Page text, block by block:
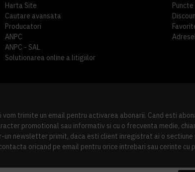
Harta Site
Cautare avansata
Producatori
ANPC
ANPC - SAL
Solutionarea online a litigiilor
trimite un email pentru activarea abonarii. Cand esti
promotional sau informativ si cu o frecventa medie,
un newsletter primit, daca esti client inregistrat ai o sectiune
oricand pe email pentru orice intrebari sau cerinte cu